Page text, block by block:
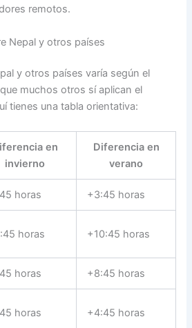
remotos.
Nepal y otros países
y otros países varía según el
muchos otros sí aplican el
tienes una tabla orientativa:
en
invierno
Diferencia en
verano
horas +3:45 horas
horas +10:45 horas
horas +8:45 horas
horas +4:45 horas